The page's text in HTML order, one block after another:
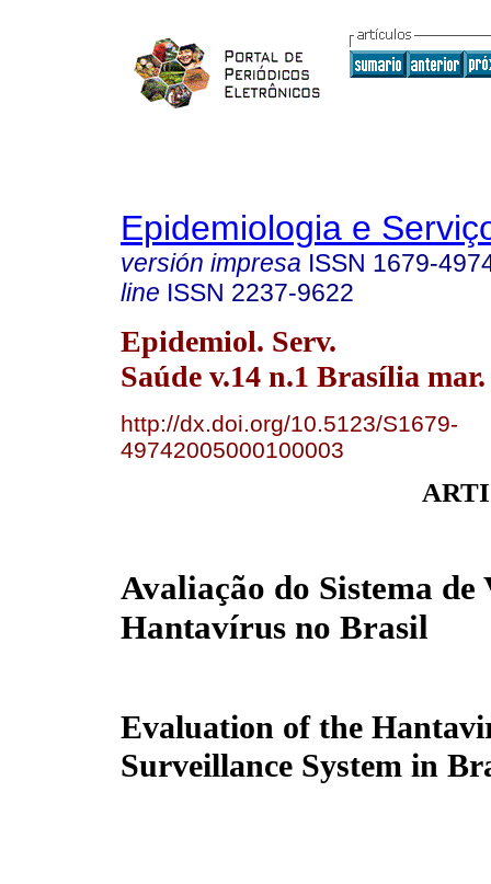
Epidemiologia e
versión impresa ISSN 1679-
line ISSN 2237-9622
Epidemiol. Serv.
Saúde v.14 n.1 Brasília mar.
http://dx.doi.org/10.5123/S1679-
49742005000100003
Avaliação do Sistema
Hantavírus no Brasil
Evaluation of the
Surveillance System in